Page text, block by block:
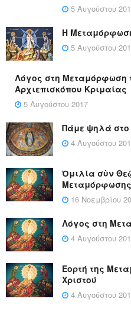
5 Αυγούστου
Η
5 Αυγούστου
Λόγος στη Μεταμόρφωση
Αρχιεπισκόπου Κριμαίας
5 Αυγούστου 2017
Πάμε ψηλά
4 Αυγούστου
Ὁμιλία σὺν
Μεταμόρφωσης
16 Νοεμβρίου
Λόγος στη
4 Αυγούστου
Εορτή της
Χριστού
4 Αυγούστου